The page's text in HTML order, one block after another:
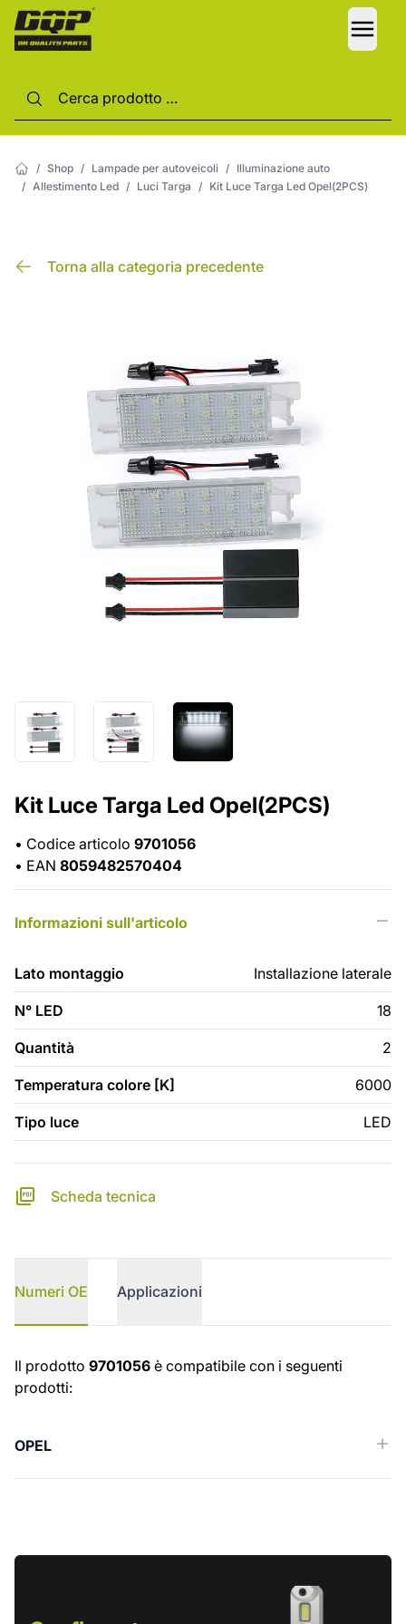
/ Shop / Lampade per autoveicoli / Illuminazione auto
/ Allestimento Led / Luci Targa / Kit Luce Targa Led Opel(2PCS)
Torna alla categoria precedente
Kit Luce Targa Led Opel(2PCS)
• Codice articolo 9701056
• EAN 8059482570404
Informazioni sull'articolo
Lato montaggio Installazione laterale
N° LED 18
Quantità 2
Temperatura colore [K] 6000
Tipo luce LED
Scheda tecnica
Numeri OE Applicazioni
Numeri OE
Il prodotto 9701056 è compatibile con i seguenti
prodotti:
OPEL